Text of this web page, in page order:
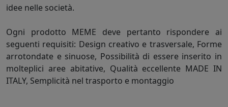
idee nelle società.
Ogni prodotto MEME deve pertanto rispondere ai
seguenti requisiti: Design creativo e trasversale, Forme
arrotondate e sinuose, Possibilità di essere inserito in
molteplici aree abitative, Qualità eccellente MADE IN
ITALY, Semplicità nel trasporto e montaggio